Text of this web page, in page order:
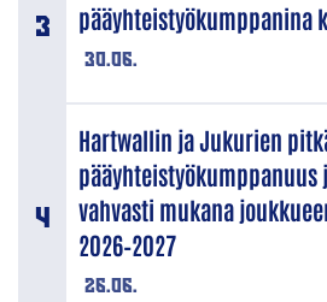
30.06.
pääyhteistyökumppanina
26.06.
Hartwallin ja Jukurien
pääyhteistyökumppanuus
vahvasti mukana
2026–2027